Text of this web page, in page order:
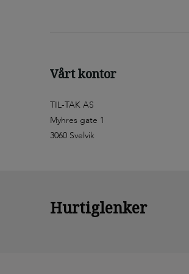
Vårt kontor
TIL-TAK AS
Myhres gate 1
3060 Svelvik
Hurtiglenker